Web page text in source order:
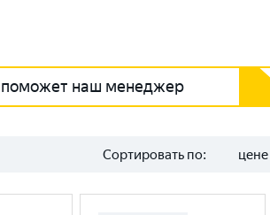
поможет наш менеджер
Сортировать по: цене